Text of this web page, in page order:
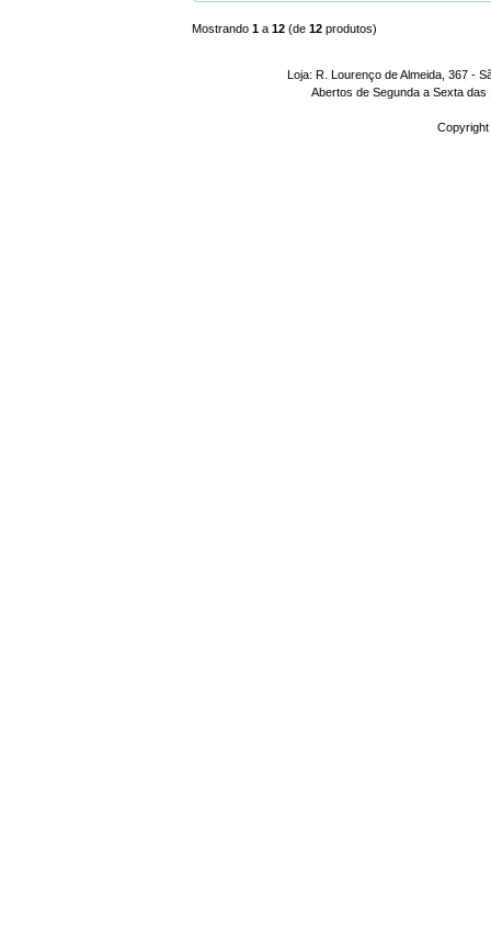
Mostrando 1 a 12 (de 12 produtos)
Loja: R. Lourenço de Almeida, 367 -
Abertos de Segunda a Sexta